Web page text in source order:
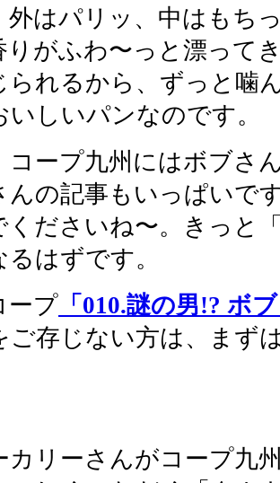
外はパリッ、中はもち
りがふわ〜っと漂って
られるから、ずっと噛
しいパンなのです。
コープ九州にはボブさ
んの記事もいっぱいで
くださいね〜。きっと
はずです。
ープ 「010.謎の男!? ボ
ご存じない方は、まず
カリーさんがコープ九